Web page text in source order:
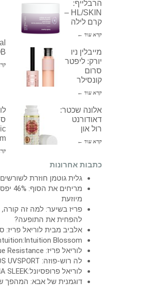
הרבלייף:
HL/SKIN –
קרם לילה
קרא עוד ←
מייבלין ניו
יורק: ליפטר
סרום
קונסילר
קרא עוד ←
אלונה שכטר:
דאודורנט
רול און
קרא עוד ←
כתבות אחרונות
גלית גוטמן חוזרת
מיוזעת
פריז בשיער: למה זה
להפחית את התופעה?
אלביב מבית לוריאל
Blossom
לוריאל פריז: Infallible Laque Resistance
לה רוש-פוזה: ANTHELIOS UVSPORT
לוריאל פרופסיונל:KERATIN ALPHA SLEEK
דוגמנית של אבא: המהפך